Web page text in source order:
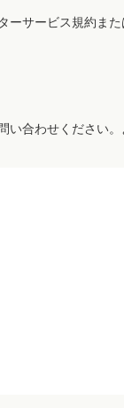
ーサービス規約ま
い合わせください